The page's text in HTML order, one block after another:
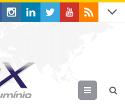
Menu